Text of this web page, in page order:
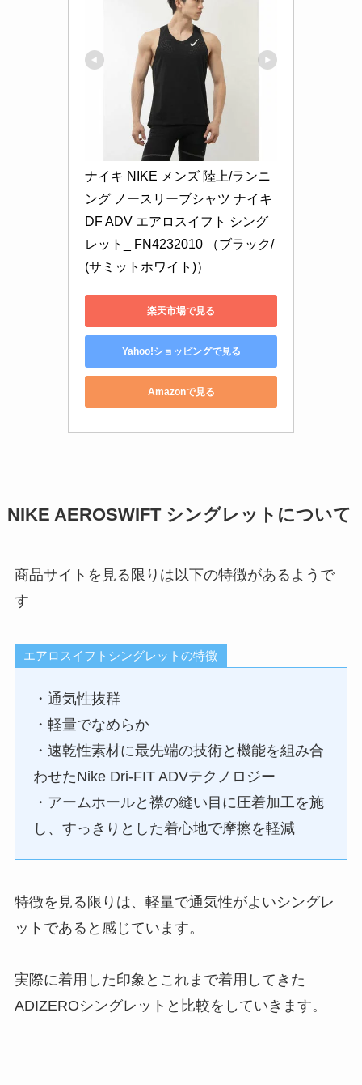
ナイキ NIKE メンズ 陸上/ランニ
ング ノースリーブシャツ ナイキ
DF ADV エアロスイフト シング
レット_ FN4232010 （ブラック/
(サミットホワイト)）
楽天市場で見る
Yahoo!ショッピングで見る
Amazonで見る
NIKE AEROSWIFT シングレットについて
商品サイトを見る限りは以下の特徴があるようで
す
エアロスイフトシングレットの特徴
・通気性抜群
・軽量でなめらか
・速乾性素材に最先端の技術と機能を組み合
わせたNike Dri-FIT ADVテクノロジー
・アームホールと襟の縫い目に圧着加工を施
し、すっきりとした着心地で摩擦を軽減
特徴を見る限りは、軽量で通気性がよいシングレ
ットであると感じています。
実際に着用した印象とこれまで着用してきた
ADIZEROシングレットと比較をしていきます。